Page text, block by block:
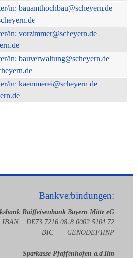
Bankverbindungen:
Raiffeisenbank Bayern Mitte eG
IBAN DE73 7216 0818 0002 5104 72
BIC GENODEF1INP
Sparkasse Pfaffenhofen a.d.Ilm